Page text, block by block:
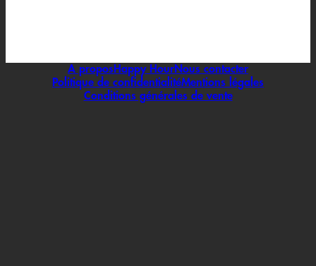
A propos Happy HourNous contacter
Politique de confidentialitéMentions légales
Conditions générales de vente